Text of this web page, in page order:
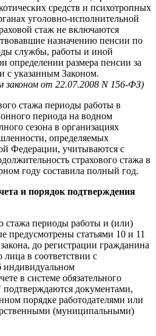
средств и психотропных
уголовно-исполнительной
стаж не включаются
назначению пенсии по
службы, работы и иной
определении размера пенсии за
с указанным Законом.
законом от 22.07.2008 N 156-ФЗ)
стажа периоды работы в
периода на водном
сезона в организациях
определяемых
Федерации, учитываются с
страхового стажа в
году составила полный год.
и порядок подтверждения
стажа периоды работы и (или)
предусмотрены статьями 10 и 11
до регистрации гражданина
лица в соответствии с
в системе обязательного
подтверждаются документами,
порядке работодателями или
(муниципальными)